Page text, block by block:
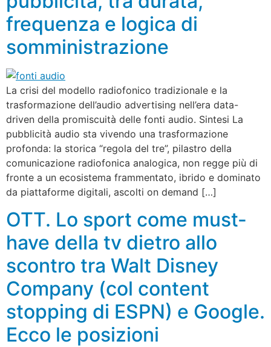
frequenza e logica di
somministrazione
La crisi del modello radiofonico tradizionale e la
trasformazione dell’audio advertising nell’era data-
driven della promiscuità delle fonti audio. Sintesi La
pubblicità audio sta vivendo una trasformazione
profonda: la storica “regola del tre”, pilastro della
comunicazione radiofonica analogica, non regge più di
fronte a un ecosistema frammentato, ibrido e dominato
da piattaforme digitali, ascolti on demand […]
OTT. Lo sport come must-
have della tv dietro allo
scontro tra Walt Disney
Company (col content
stopping di ESPN) e Google.
Ecco le posizioni